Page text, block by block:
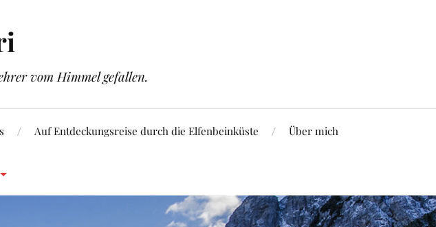
vom Himmel gefallen.
Auf Entdeckungsreise durch die Elfenbeinküste Über mich